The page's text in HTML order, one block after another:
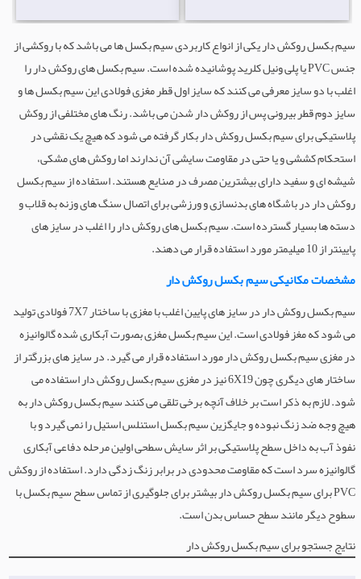
سیم بکسل روکش دار یکی از انواع کاربردی سیم بکسل ها می باشد که با روکشی از
جنس PVC یا پلی ونیل کلرید پوشانیده شده است. سیم بکسل های روکش دار را
اغلب با دو سایز معرفی می کنند که سایز اول قطر مغزی فولادی این سیم بکسل ها و
سایز دوم قطر بیرونی پس از روکش دار شدن می باشد. رنگ های مختلفی از روکش
پلاستیکی برای سیم بکسل روکش دار بکار گرفته می شود که هیچ یک نقشی در
استحکام کششی و یا حتی در مقاومت سایشی آن ندارند اما روکش های مشکی،
شیشه ای و سفید دارای بیشترین مصرف در صنایع هستند. استفاده از سیم بکسل
روکش دار در باشگاه های بدنسازی و ورزشی برای اتصال سنگ های وزنه به قلاب و
دسته ها بسیار گسترده است. سیم بکسل های روکش دار را اغلب در سایز های
پایینتر از 10 میلیمتر مورد استفاده قرار می دهند.
مشخصات مکانیکی سیم بکسل روکش دار
سیم بکسل روکش دار در سایز های پایین اغلب با مغزی با ساختار 7X7 فولادی تولید
می شود که مغز فولادی است. این سیم بکسل مغزی بصورت آبکاری شده گالوانیزه
در مغزی سیم بکسل روکش دار مورد استفاده قرار می گیرد. در سایز های بزرگتر از
ساختار های دیگری چون 6X19 نیز در مغزی سیم بکسل روکش دار استفاده می
شود. لازم به ذکر است بر خلاف آنچه برخی تلقی می کنند سیم بکسل روکش دار به
هیچ وجه ضد زنگ نبوده و جایگزین سیم بکسل استنلس استیل را نمی گیرد و با
نفوذ آب به داخل سطح پلاستیکی بر اثر سایش سطحی اولین مرحله دفاعی آبکاری
گالوانیزه سرد است که مقاومت محدودی در برابر زنگ زدگی دارد. استفاده از روکش
PVC برای سیم بکسل روکش دار بیشتر برای جلوگیری از تماس سطح سیم بکسل با
سطوح دیگر مانند سطح حساس بدن است.
نتایج جستجو برای سیم بکسل روکش دار